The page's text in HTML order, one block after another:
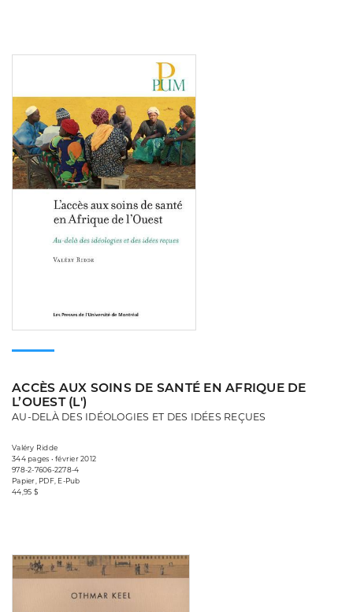
ACCÈS AUX SOINS DE SANTÉ EN AFRIQUE DE
L’OUEST (L')
AU-DELÀ DES IDÉOLOGIES ET DES IDÉES REÇUES
Valéry Ridde
344 pages • février 2012
978-2-7606-2278-4
Papier, PDF, E-Pub
44,95 $